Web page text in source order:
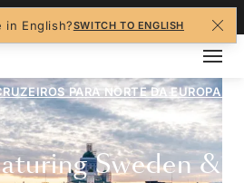
in English?SWITCH TO ENGLISH
PARANORTE DA EUROPA E
Sweden &